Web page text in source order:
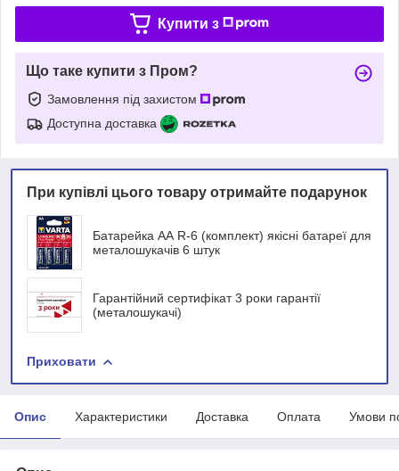
Купити з
Що таке купити з Пром?
Замовлення під захистом
Доступна доставка
При купівлі цього товару отримайте подарунок
Батарейка АА R-6 (комплект) якісні батареї для
металошукачів 6 штук
Гарантійний сертифікат 3 роки гарантії
(металошукачі)
Приховати
Опис Характеристики Доставка Оплата Умови